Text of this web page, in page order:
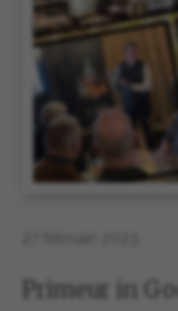
Primeur in